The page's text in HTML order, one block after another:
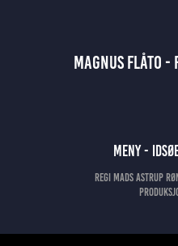
MAGNUS FLÅTO -
Meny -
Regi Mads Astrup